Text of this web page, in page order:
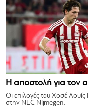
Η αποστολή για τον
Οι επιλογές του Χοσέ Λουίς
στην NEC Nijmegen.